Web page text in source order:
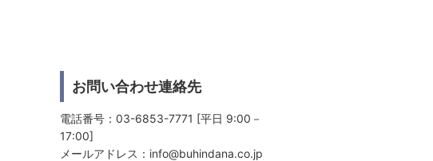
お問い合わせ連絡先
電話番号：03-6853-7771 [平日 9:00－
17:00]
メールアドレス： info@buhindana.co.jp